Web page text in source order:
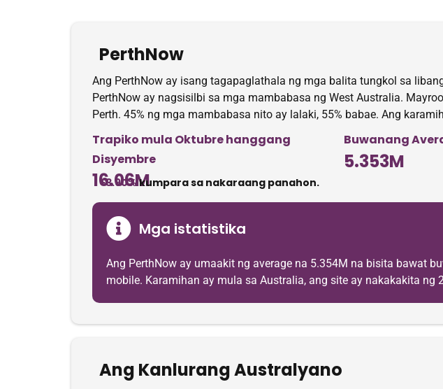
PerthNow
Ang PerthNow ay isang tagapaglathala ng mga balita tungkol sa
PerthNow ay nagsisilbi sa mga mambabasa ng West Australia.
Perth. 45% ng mga mambabasa nito ay lalaki, 55% babae. Ang
Trapiko mula Oktubre hanggang
Disyembre
16.06M
+3.90%kumpara sa nakaraang panahon.
Buwanang
5.353M
Mga istatistika
Ang PerthNow ay umaakit ng average na 5.354M na bisita bawat
mobile. Karamihan ay mula sa Australia, ang site ay nakakakita ng
Ang Kanlurang Australyano